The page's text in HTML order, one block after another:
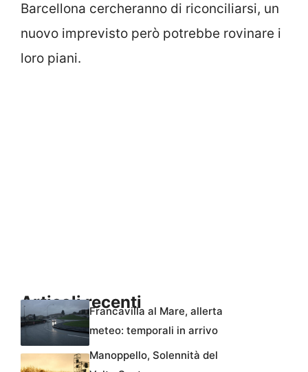
Barcellona cercheranno di riconciliarsi, un
nuovo imprevisto però potrebbe rovinare i
loro piani.
Articoli recentiFrancavilla al Mare, allerta
meteo: temporali in arrivo
Manoppello, Solennità del